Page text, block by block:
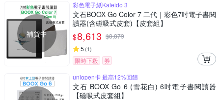
補貨中
彩色電子紙Kaleido 3
文石BOOX Go Color 7 二代｜彩色7吋電子書閱
讀器(含磁吸式皮套)【皮套組】
$8,613 $8,879
5 (1)
限時下殺 券
uniopen卡 最高12%回饋
文石 BOOX Go 6 (雪花白) 6吋電子書閱讀器
【磁吸式皮套組】